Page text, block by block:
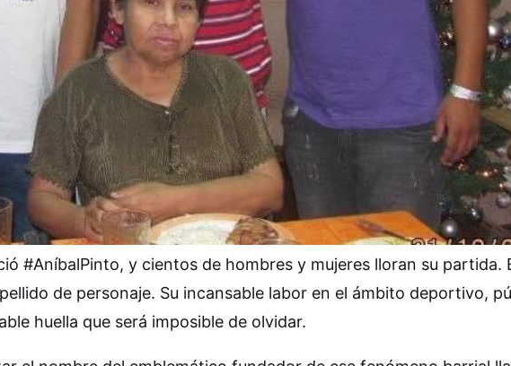
#AníbalPinto, y cientos de hombres y mujeres lloran su partida.
de personaje. Su incansable labor en el ámbito deportivo,
huella que será imposible de olvidar.